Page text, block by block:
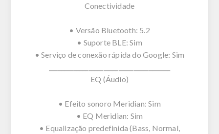
Conectividade
• Versão Bluetooth: 5.2
• Suporte BLE: Sim
• Serviço de conexão rápida do Google: Sim
EQ (Áudio)
• Efeito sonoro Meridian: Sim
• EQ Meridian: Sim
• Equalização predefinida (Bass, Normal,